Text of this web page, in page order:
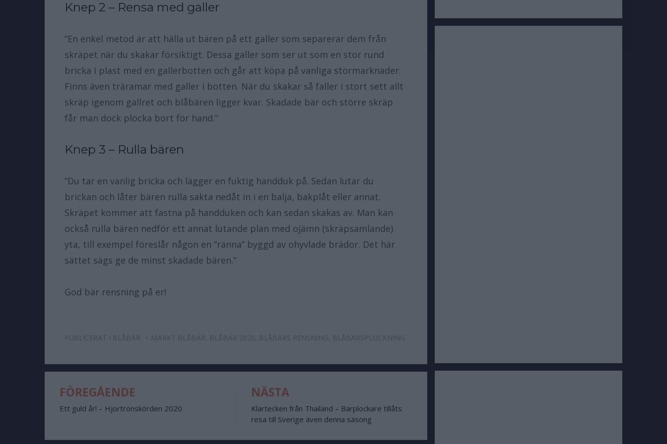
Knep 2 – Rensa med galler
”En enkel metod är att hälla ut bären på ett galler som separerar dem från
skräpet när du skakar försiktigt. Dessa galler som ser ut som en stor rund
bricka i plast med en gallerbotten och går att köpa på vanliga stormarknader.
Finns även träramar med galler i botten. När du skakar så faller i stort sett allt
skräp igenom gallret och blåbären ligger kvar. Skadade bär och större skräp
får man dock plocka bort för hand.”
Knep 3 – Rulla bären
”Du tar en vanlig bricka och lägger en fuktig handduk på. Sedan lutar du
brickan och låter bären rulla sakta nedåt in i en balja, bakplåt eller annat.
Skräpet kommer att fastna på handduken och kan sedan skakas av. Man kan
också rulla bären nedför ett annat lutande plan med ojämn (skräpsamlande)
yta, till exempel föreslår någon en ”ränna” byggd av ohyvlade brädor. Det här
sättet sägs ge de minst skadade bären.”
God bär rensning på er!
PUBLICERAT I BLÅBÄR MÄRKT BLÅBÄR, BLÅBÄR 2020, BLÅBÄRS RENSNING, BLÅBÄRSPLOCKNING
FÖREGÅENDE
Ett guld år! – Hjortronskörden 2020
NÄSTA
Klartecken från Thailand – Bärplockare tillåts
resa till Sverige även denna säsong